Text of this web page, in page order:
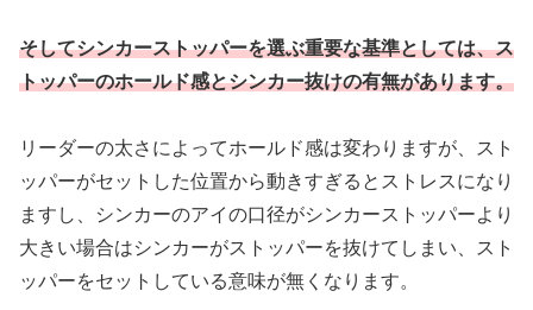
そしてシンカーストッパーを選ぶ重要な基準としては、ス
トッパーのホールド感とシンカー抜けの有無があります。
リーダーの太さによってホールド感は変わりますが、スト
ッパーがセットした位置から動きすぎるとストレスになり
ますし、シンカーのアイの口径がシンカーストッパーより
大きい場合はシンカーがストッパーを抜けてしまい、スト
ッパーをセットしている意味が無くなります。